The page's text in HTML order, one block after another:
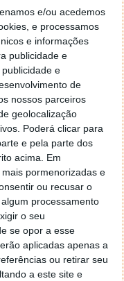
e/ou acedemos
e processamos
e informações
publicidade e
e
de
nossos parceiros
geolocalização
Poderá clicar para
e pela parte dos
acima. Em
pormenorizadas e
ou recusar o
processamento
o seu
se opor a esse
aplicadas apenas a
ou retirar seu
a este site e
de forçar o uso do
de outra dica fico
a mesma
às 01:39
como for segue por mail
às 11:21
da seguinte maneira,
com o botão direito do
Menu ‘Iniciar’
no separador
com que queres